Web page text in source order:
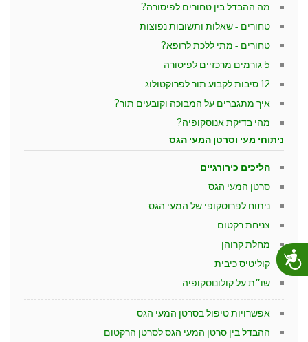
נגישות
מה ההבדל בין טחורים לפיסורה?
טחורים - שאלות ותשובות נפוצות
טחורים - מתי ללכת לרופא?
5 גורמים מרכזיים לפיסורה
12 סיבות לקבוע תור לפרוקטולוג
איך מתגברים על המבוכה וקובעים תור?
מהי בדיקת אנוסקופיה?
ניתוחי מעי וסרטן המעי הגס
הליכים כירורגיים
סרטן המעי הגס
ניתוח לפרוסקופי של המעי הגס
צניחת רקטום
מחלת קרוהן
קוליטיס כיבית
שו״ת על קולונוסקופיה
אפשרויות טיפול בסרטן המעי הגס
ההבדל בין סרטן המעי הגס לסרטן הרקטום